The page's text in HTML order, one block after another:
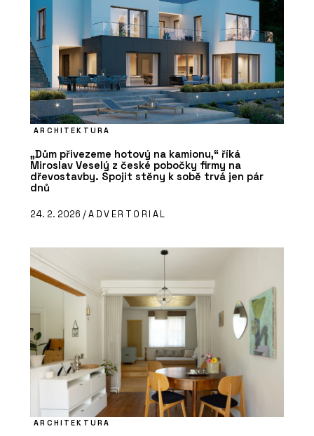
ARCHITEKTURA
„Dům přivezeme hotový na kamionu,“ říká
Miroslav Veselý z české pobočky firmy na
dřevostavby. Spojit stěny k sobě trvá jen pár
dnů
24. 2. 2026 /ADVERTORIAL
ARCHITEKTURA